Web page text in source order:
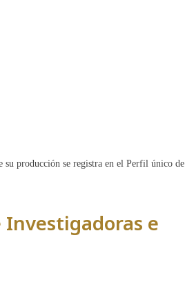
producción se registra en el Perfil único de
e